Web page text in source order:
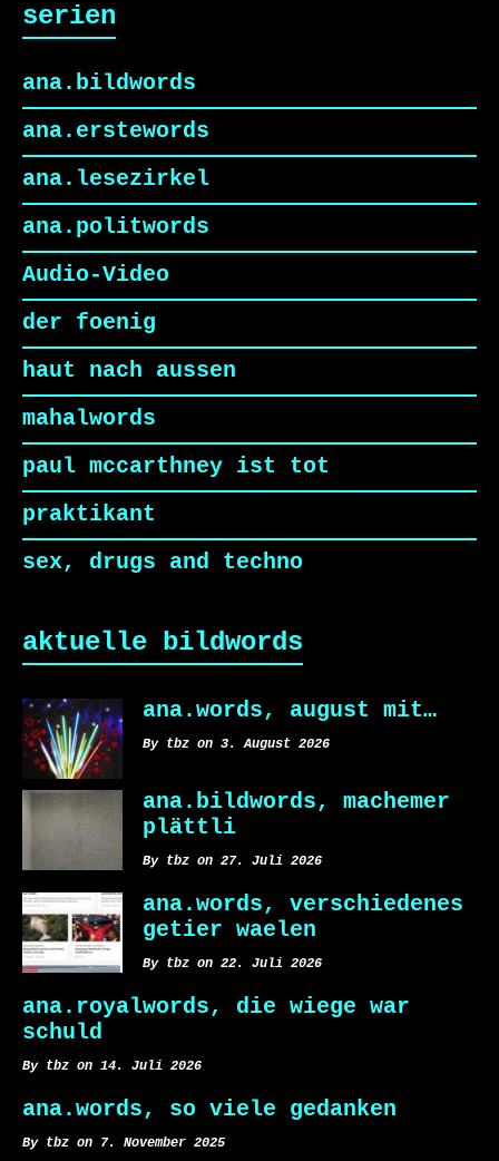
serien
ana.bildwords
ana.erstewords
ana.lesezirkel
ana.politwords
Audio-Video
der foenig
haut nach aussen
mahalwords
paul mccarthney ist tot
praktikant
sex, drugs and techno
aktuelle bildwords
ana.words, august mit…
By tbz on 3. August 2026
ana.bildwords, machemer
plättli
By tbz on 27. Juli 2026
ana.words, verschiedenes
getier waelen
By tbz on 22. Juli 2026
ana.royalwords, die wiege war
schuld
By tbz on 14. Juli 2026
ana.words, so viele gedanken
By tbz on 7. November 2025